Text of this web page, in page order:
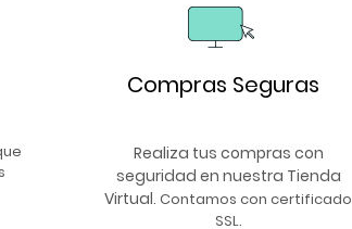
Compras Seguras
Realiza tus compras con
seguridad en nuestra Tienda
Virtual. Contamos con certificado
SSL.